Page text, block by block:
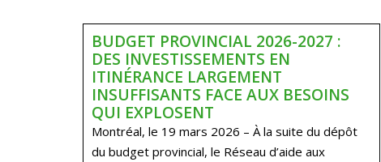
BUDGET PROVINCIAL 2026-2027 :
DES INVESTISSEMENTS EN
ITINÉRANCE LARGEMENT
INSUFFISANTS FACE AUX BESOINS
QUI EXPLOSENT
Montréal, le 19 mars 2026 – À la suite du dépôt
du budget provincial, le Réseau d’aide aux